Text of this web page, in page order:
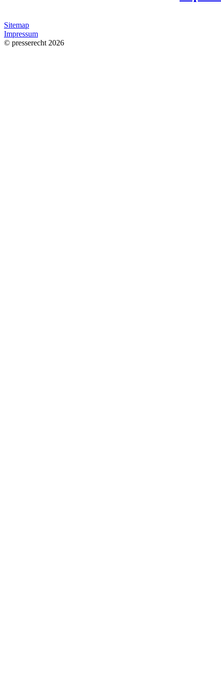
Sitemap
Impressum
© presserecht 2026